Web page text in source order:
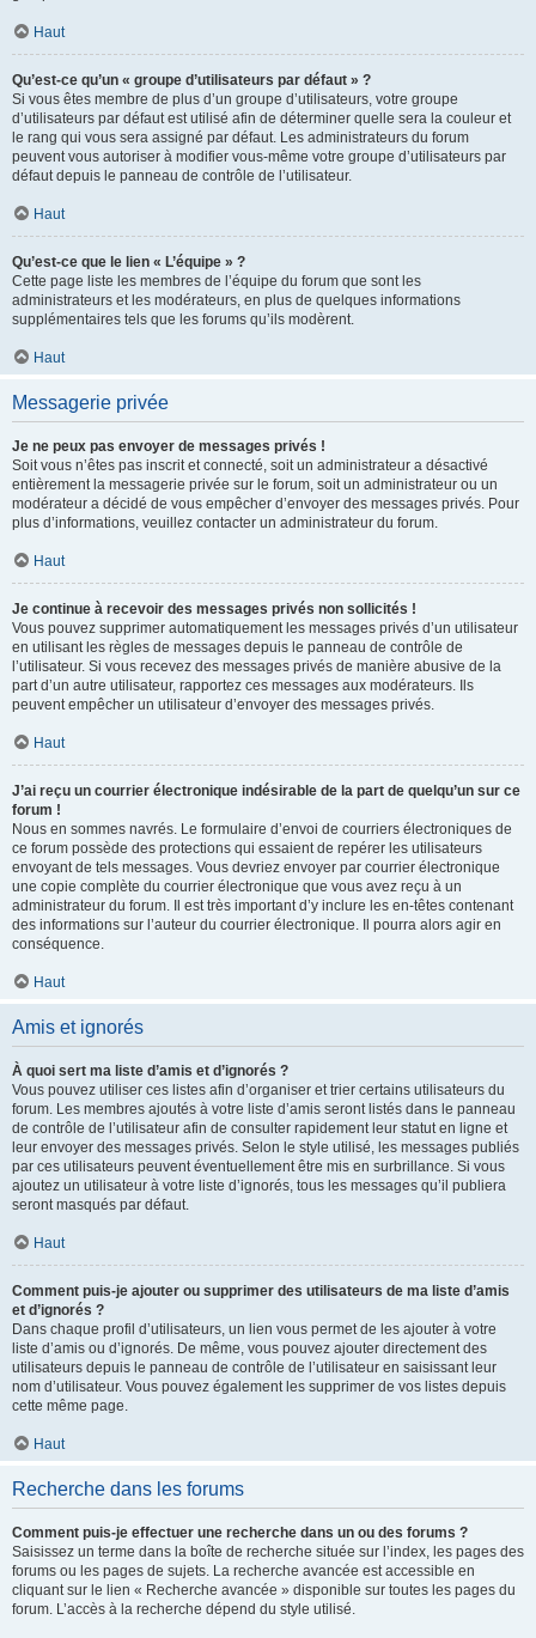
Haut
Qu’est-ce qu’un « groupe d’utilisateurs par défaut » ?
Si vous êtes membre de plus d’un groupe d’utilisateurs, votre groupe
d’utilisateurs par défaut est utilisé afin de déterminer quelle sera la couleur et
le rang qui vous sera assigné par défaut. Les administrateurs du forum
peuvent vous autoriser à modifier vous-même votre groupe d’utilisateurs par
défaut depuis le panneau de contrôle de l’utilisateur.
Haut
Qu’est-ce que le lien « L’équipe » ?
Cette page liste les membres de l’équipe du forum que sont les
administrateurs et les modérateurs, en plus de quelques informations
supplémentaires tels que les forums qu’ils modèrent.
Haut
Messagerie privée
Je ne peux pas envoyer de messages privés !
Soit vous n’êtes pas inscrit et connecté, soit un administrateur a désactivé
entièrement la messagerie privée sur le forum, soit un administrateur ou un
modérateur a décidé de vous empêcher d’envoyer des messages privés. Pour
plus d’informations, veuillez contacter un administrateur du forum.
Haut
Je continue à recevoir des messages privés non sollicités !
Vous pouvez supprimer automatiquement les messages privés d’un utilisateur
en utilisant les règles de messages depuis le panneau de contrôle de
l’utilisateur. Si vous recevez des messages privés de manière abusive de la
part d’un autre utilisateur, rapportez ces messages aux modérateurs. Ils
peuvent empêcher un utilisateur d’envoyer des messages privés.
Haut
J’ai reçu un courrier électronique indésirable de la part de quelqu’un sur ce
forum !
Nous en sommes navrés. Le formulaire d’envoi de courriers électroniques de
ce forum possède des protections qui essaient de repérer les utilisateurs
envoyant de tels messages. Vous devriez envoyer par courrier électronique
une copie complète du courrier électronique que vous avez reçu à un
administrateur du forum. Il est très important d’y inclure les en-têtes contenant
des informations sur l’auteur du courrier électronique. Il pourra alors agir en
conséquence.
Haut
Amis et ignorés
À quoi sert ma liste d’amis et d’ignorés ?
Vous pouvez utiliser ces listes afin d’organiser et trier certains utilisateurs du
forum. Les membres ajoutés à votre liste d’amis seront listés dans le panneau
de contrôle de l’utilisateur afin de consulter rapidement leur statut en ligne et
leur envoyer des messages privés. Selon le style utilisé, les messages publiés
par ces utilisateurs peuvent éventuellement être mis en surbrillance. Si vous
ajoutez un utilisateur à votre liste d’ignorés, tous les messages qu’il publiera
seront masqués par défaut.
Haut
Comment puis-je ajouter ou supprimer des utilisateurs de ma liste d’amis
et d’ignorés ?
Dans chaque profil d’utilisateurs, un lien vous permet de les ajouter à votre
liste d’amis ou d’ignorés. De même, vous pouvez ajouter directement des
utilisateurs depuis le panneau de contrôle de l’utilisateur en saisissant leur
nom d’utilisateur. Vous pouvez également les supprimer de vos listes depuis
cette même page.
Haut
Recherche dans les forums
Comment puis-je effectuer une recherche dans un ou des forums ?
Saisissez un terme dans la boîte de recherche située sur l’index, les pages des
forums ou les pages de sujets. La recherche avancée est accessible en
cliquant sur le lien « Recherche avancée » disponible sur toutes les pages du
forum. L’accès à la recherche dépend du style utilisé.